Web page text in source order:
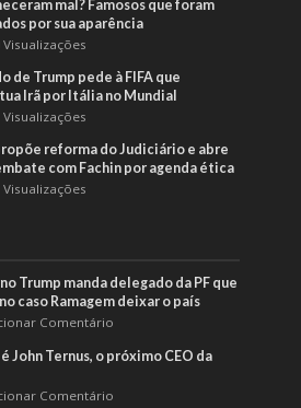
mal? Famosos que foram
por sua aparência
Visualizações
de Trump pede à FIFA que
Irã por Itália no Mundial
Visualizações
reforma do Judiciário e abre
com Fachin por agenda ética
Visualizações
Trump manda delegado da PF que
caso Ramagem deixar o país
Comentário
John Ternus, o próximo CEO da
Comentário